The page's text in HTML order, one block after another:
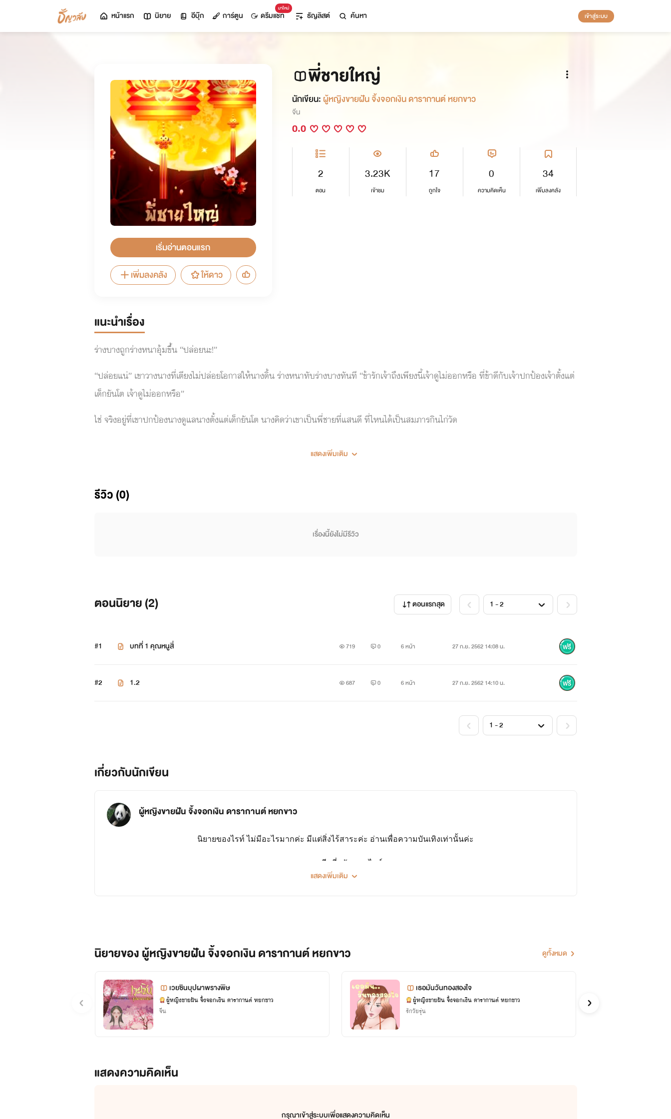
หน้าแรก นิยาย อีบุ๊ก การ์ตูน
มาใหม่
ดรีมแชท ธัญลิสต์ ค้นหา เข้าสู่ระบบ
เริ่มอ่านตอนแรก
เพิ่มลงคลัง
ให้ดาว
พี่ชายใหญ่
นักเขียน: ผู้หญิงขายฝัน จิ้งจอกเงิน ดารากานต์ หยกขาว
จีน
0.0
2
ตอน
3.23K
เข้าชม
17
ถูกใจ
0
ความคิดเห็น
34
เพิ่มลงคลัง
แนะนำเรื่อง
ร่างบางถูกร่างหนาอุ้มขึ้น “ปล่อยนะ!”
“ปล่อยแน่” เขาวางนางที่เตียงไม่ปล่อยโอกาสให้นางดิ้น ร่างหนาทับร่างบางทันที “ข้ารักเจ้าถึงเพียงนี้เจ้าดูไม่ออกหรือ ที่ข้าดีกับเจ้าปกป้องเจ้าตั้งแต่
เด็กยันโต เจ้าดูไม่ออกหรือ”
ใช่ จริงอยู่ที่เขาปกป้องนางดูแลนางตั้งแต่เด็กยันโต นางคิดว่าเขาเป็นพี่ชายที่แสนดี ที่ไหนได้เป็นสมภารกินไก่วัด
“พี่ชายใหญ่ปล่อยข้าเถิด” แววตาที่นางมองเขาเป็นแววตาที่ขอร้อง แต่แววตาที่เขามองนางนั้นเป็นเสือตะครุบเหยื่อ
แสดงเพิ่มเติม
รีวิว (0)
เรื่องนี้ยังไม่มีรีวิว
ตอนนิยาย (2) ตอนแรกสุด
#1 บทที่ 1 คุณหนูสี่ 719 0 6 หน้า 27 ก.ย. 2562 14:08 น.
#2 1.2 687 0 6 หน้า 27 ก.ย. 2562 14:10 น.
เกี่ยวกับนักเขียน
ผู้หญิงขายฝัน จิ้งจอกเงิน ดารากานต์ หยกขาว
นิยายของไรท์ ไม่มีอะไรมากค่ะ มีแต่สิ่งไร้สาระค่ะ อ่านเพื่อความบันเทิงเท่านั้นค่ะ
ขอบคุณมากนะคะรีดที่สนับสนุนไรท์มาตลอด
นิยาย ของไรต์ จะเผยแพร่ที่ ธัญวลัย ฟิคชั่นลอง เป็นบางตอน หรือ MEB อีบุ๊ค
แสดงเพิ่มเติม
นิยายของ ผู้หญิงขายฝัน จิ้งจอกเงิน ดารากานต์ หยกขาว ดูทั้งหมด
เวยซินบุปผาพรางพิษ
ผู้หญิงขายฝัน จิ้งจอกเงิน ดารากานต์ หยกขาว
จีน
เธอมันวันทองสองใจ
ผู้หญิงขายฝัน จิ้งจอกเงิน ดารากานต์ หยกขาว
รักวัยรุ่น
แสดงความคิดเห็น
กรุณาเข้าสู่ระบบเพื่อแสดงความคิดเห็น